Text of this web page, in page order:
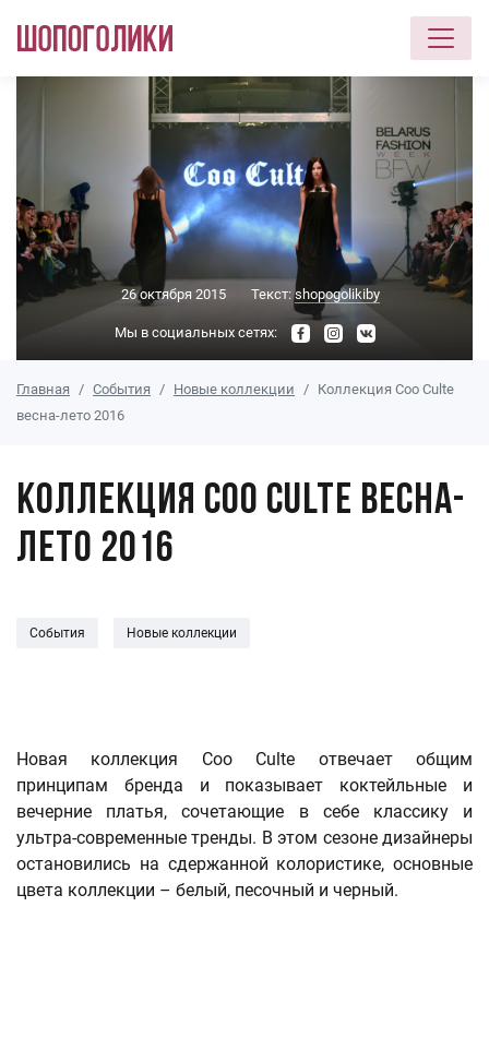
Перейти к основному содержанию
26 октября 2015 Текст:shopogolikiby
Мы в социальных сетях:
Главная События Новые коллекции
Коллекция Coo Culte
весна-лето 2016
Коллекция Coo Culte весна-
лето 2016
События Новые коллекции
Новая коллекция Coo Culte отвечает общим
принципам бренда и показывает коктейльные и
вечерние платья, сочетающие в себе классику и
ультра-современные тренды. В этом сезоне дизайнеры
остановились на сдержанной колористике, основные
цвета коллекции – белый, песочный и черный.